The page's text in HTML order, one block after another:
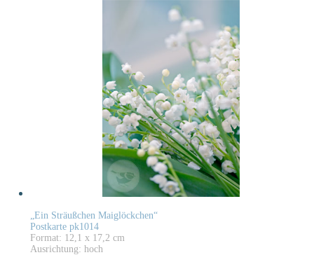
„Ein Sträußchen Maiglöckchen“
Postkarte pk1014
Format: 12,1 x 17,2 cm
Ausrichtung: hoch